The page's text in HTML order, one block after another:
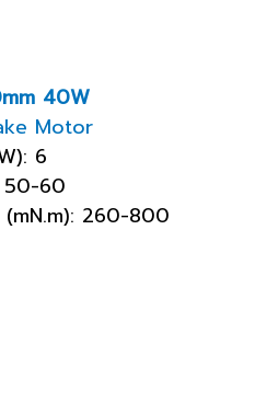
40W
Motor
6
50-60
260-800